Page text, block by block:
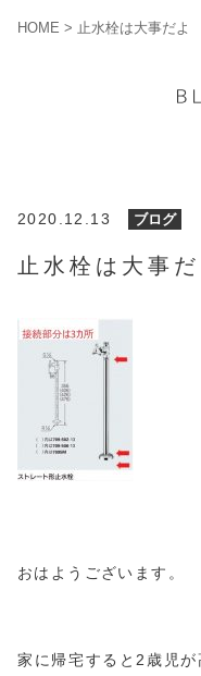
HOME > 止水栓は大事だよ
2020.12.13 ブログ
止水栓は大事だ
おはようございます。
家に帰宅すると2歳児